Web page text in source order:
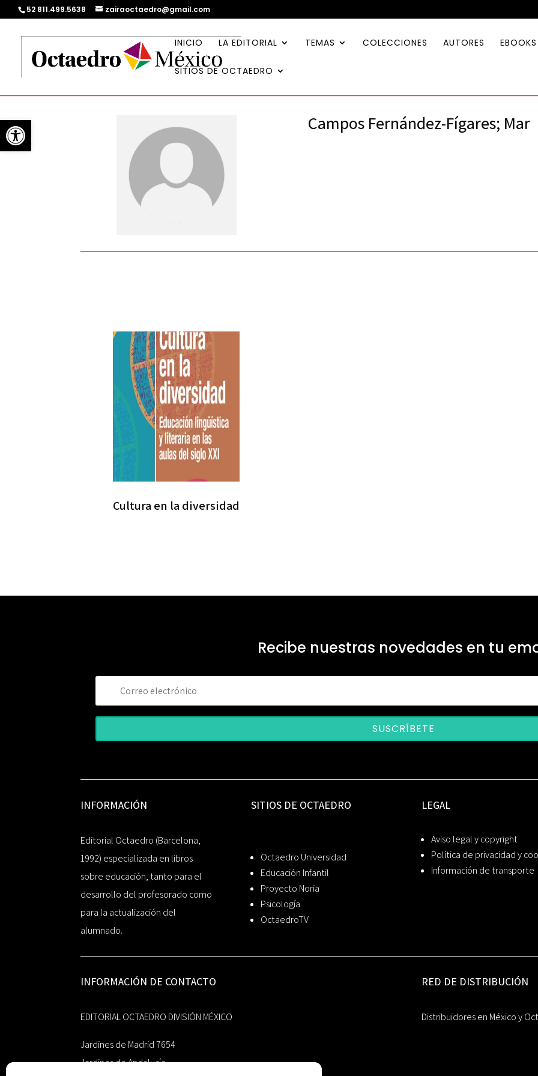
Abrir barra de herramientas
52 811.499.5638 zairaoctaedro@gmail.com
INICIO LA EDITORIAL TEMAS COLECCIONES AUTORES EBOOKS
SITIOS DE OCTAEDRO
Campos Fernández-Fígares; Mar
Cultura en la diversidad
Recibe nuestras novedades en tu
SUSCRÍBETE
INFORMACIÓN
Editorial Octaedro (Barcelona,
1992) especializada en libros
sobre educación, tanto para el
desarrollo del profesorado como
para la actualización del
alumnado.
SITIOS DE OCTAEDRO
Octaedro Universidad
Educación Infantil
Proyecto Noria
Psicología
OctaedroTV
LEGAL
Aviso legal y copyright
Política de privacidad y
Información de transporte
INFORMACIÓN DE CONTACTO
EDITORIAL OCTAEDRO DIVISIÓN MÉXICO
Jardines de Madrid 7654
Jardines de Andalucía
RED DE DISTRIBUCIÓN
Distribuidores en México y